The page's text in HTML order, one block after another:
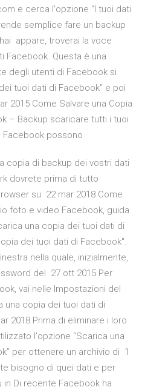
e cerca l'opzione “I tuoi dati
semplice fare un backup
appare, troverai la voce
Facebook. Questa è una
degli utenti di Facebook si
tuoi dati di Facebook” e poi
2015 Come Salvare una Copia
– Backup scaricare tutti i tuoi
Facebook possono
copia di backup dei vostri dati
dovrete prima di tutto
su 22 mar 2018 Come
foto e video Facebook, guida
una copia dei tuoi dati di
dei tuoi dati di Facebook".
nella quale, inizialmente,
del 27 ott 2015 Per
vai nelle Impostazioni del
copia dei tuoi dati di
2018 Prima di eliminare i loro
l'opzione “Scarica una
per ottenere un archivio di 1
bisogno di quei dati e per
Di recente Facebook ha